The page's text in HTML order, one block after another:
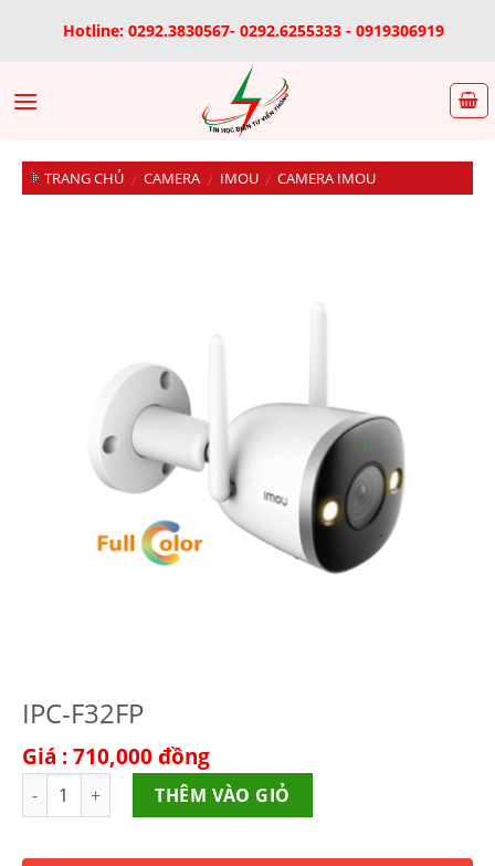
Hotline: 0292.3830567- 0292.6255333 - 0919306919
TRANG CHỦ / CAMERA / IMOU / CAMERA IMOU
IPC-F32FP
Giá : 710,000đồng
Số lượng THÊM VÀO GIỎ